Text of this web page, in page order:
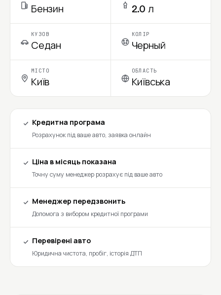
Бензин 2.0 л
КУЗОВ
Седан
КОЛІР
Черный
МІСТО
Київ
ОБЛАСТЬ
Київська
Кредитна програма
Розрахунок під ваше авто, заявка онлайн
Ціна в місяць показана
Точну суму менеджер розрахує під ваше авто
Менеджер передзвонить
Допомога з вибором кредитної програми
Перевірені авто
Юридична чистота, пробіг, історія ДТП